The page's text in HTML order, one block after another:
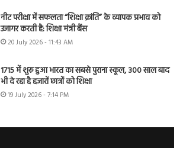
नीट परीक्षा में सफलता “शिक्षा क्रांति” के व्यापक प्रभाव को
उजागर करती है: शिक्षा मंत्री बैंस
20 July 2026 - 11:43 AM
1715 में शुरू हुआ भारत का सबसे पुराना स्कूल, 300 साल बाद
भी दे रहा है हजारों छात्रों को शिक्षा
19 July 2026 - 7:14 PM